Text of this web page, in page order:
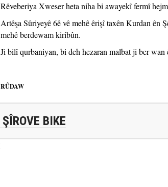
Rêveberiya Xweser heta niha bi awayekî fermî
Artêşa Sûriyeyê 6ê vê mehê êrişî taxên Kurdan ên
mehê berdewam kiribûn.
Ji bilî qurbaniyan, bi deh hezaran malbat ji ber wan
RÛDAW
ŞÎROVE BIKE